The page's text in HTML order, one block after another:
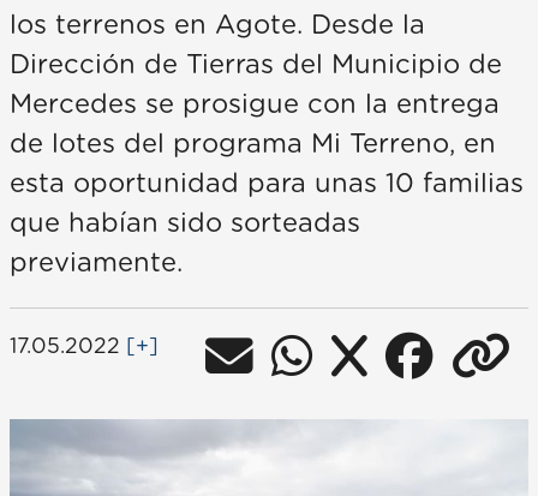
los terrenos en Agote. Desde la
Dirección de Tierras del Municipio de
Mercedes se prosigue con la entrega
de lotes del programa Mi Terreno, en
esta oportunidad para unas 10 familias
que habían sido sorteadas
previamente.
17.05.2022 [+]